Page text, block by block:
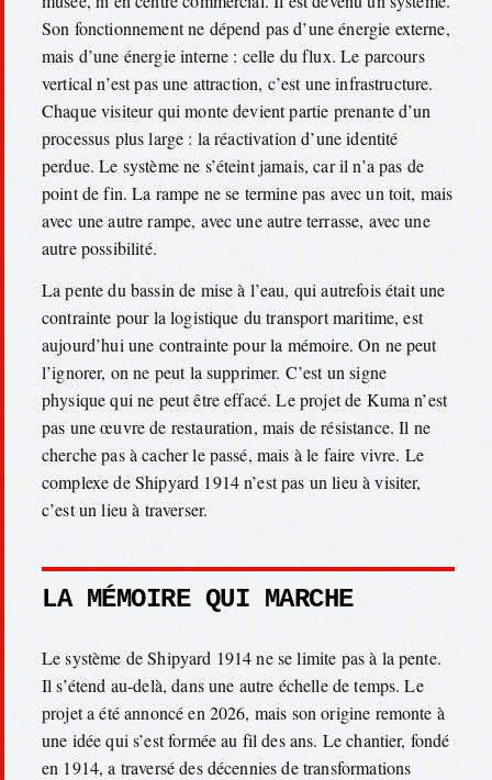
Son fonctionnement ne dépend pas d’une énergie externe,
mais d’une énergie interne : celle du flux. Le parcours
vertical n’est pas une attraction, c’est une infrastructure.
Chaque visiteur qui monte devient partie prenante d’un
processus plus large : la réactivation d’une identité
perdue. Le système ne s’éteint jamais, car il n’a pas de
point de fin. La rampe ne se termine pas avec un toit, mais
avec une autre rampe, avec une autre terrasse, avec une
autre possibilité.
La pente du bassin de mise à l’eau, qui autrefois était une
contrainte pour la logistique du transport maritime, est
aujourd’hui une contrainte pour la mémoire. On ne peut
l’ignorer, on ne peut la supprimer. C’est un signe
physique qui ne peut être effacé. Le projet de Kuma n’est
pas une œuvre de restauration, mais de résistance. Il ne
cherche pas à cacher le passé, mais à le faire vivre. Le
complexe de Shipyard 1914 n’est pas un lieu à visiter,
c’est un lieu à traverser.
LA MÉMOIRE QUI MARCHE
Le système de Shipyard 1914 ne se limite pas à la pente.
Il s’étend au-delà, dans une autre échelle de temps. Le
projet a été annoncé en 2026, mais son origine remonte à
une idée qui s’est formée au fil des ans. Le chantier, fondé
en 1914, a traversé des décennies de transformations